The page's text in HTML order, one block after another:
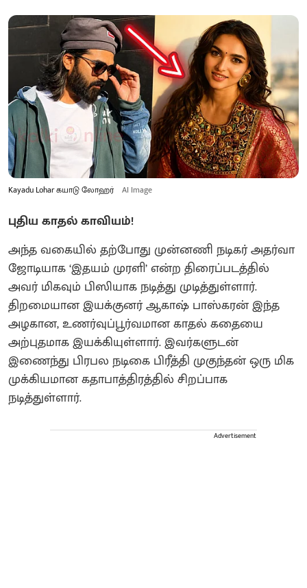
Kayadu Lohar கயாடு லோஹர் AI Image
புதிய காதல் காவியம்!
அந்த வகையில் தற்போது முன்னணி நடிகர் அதர்வா
ஜோடியாக ‘இதயம் முரளி’ என்ற திரைப்படத்தில்
அவர் மிகவும் பிஸியாக நடித்து முடித்துள்ளார்.
திறமையான இயக்குனர் ஆகாஷ் பாஸ்கரன் இந்த
அழகான, உணர்வுப்பூர்வமான காதல் கதையை
அற்புதமாக இயக்கியுள்ளார். இவர்களுடன்
இணைந்து பிரபல நடிகை பிரீத்தி முகுந்தன் ஒரு மிக
முக்கியமான கதாபாத்திரத்தில் சிறப்பாக
நடித்துள்ளார்.
Advertisement